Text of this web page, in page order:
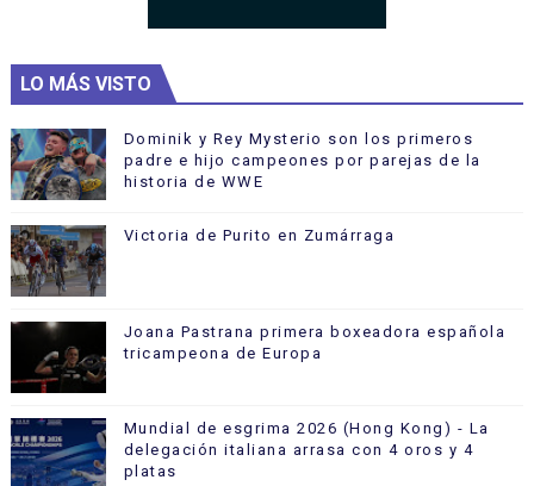
LO MÁS VISTO
Dominik y Rey Mysterio son los primeros
padre e hijo campeones por parejas de la
historia de WWE
Victoria de Purito en Zumárraga
Joana Pastrana primera boxeadora española
tricampeona de Europa
Mundial de esgrima 2026 (Hong Kong) - La
delegación italiana arrasa con 4 oros y 4
platas